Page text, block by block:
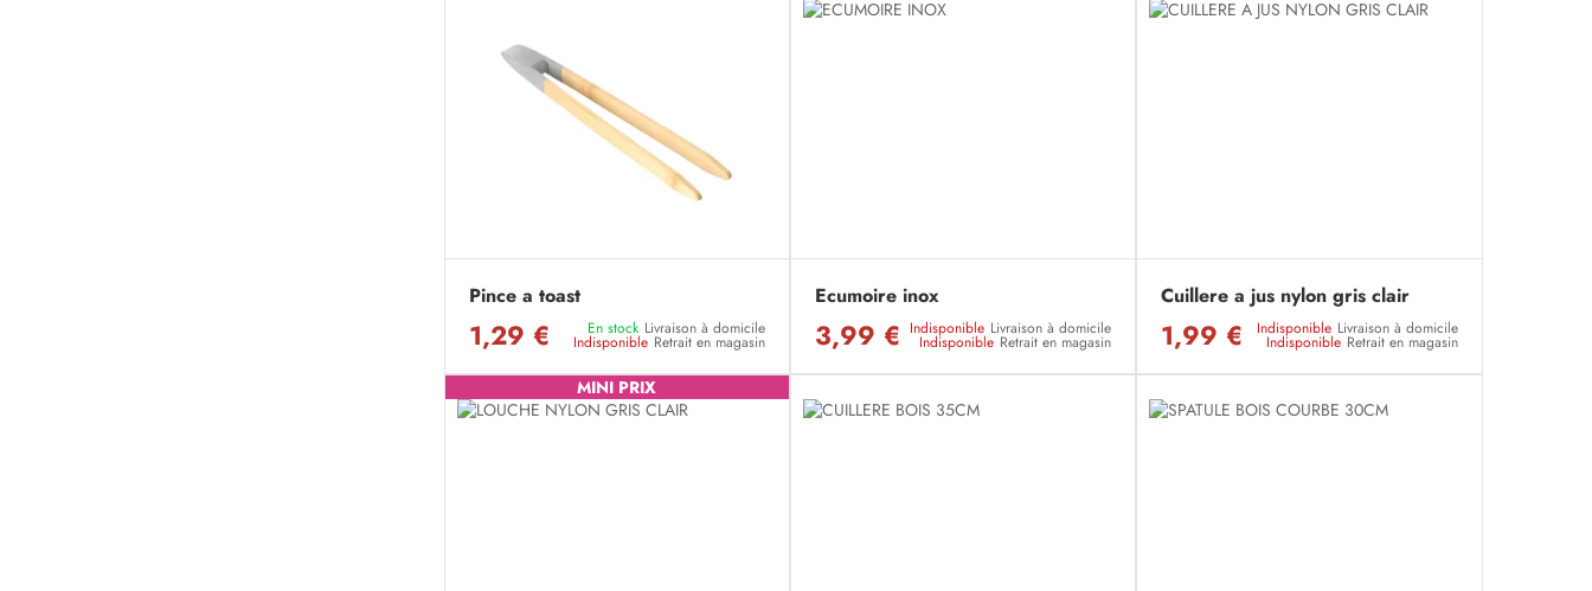
Pince a toast
1,29 € En stock Livraison à domicile
Indisponible Retrait en magasin
Ecumoire inox
3,99 € Indisponible Livraison à domicile
Indisponible Retrait en magasin
Cuillere a jus nylon gris clair
1,99 € Indisponible Livraison à domicile
Indisponible Retrait en magasin
MINI PRIX